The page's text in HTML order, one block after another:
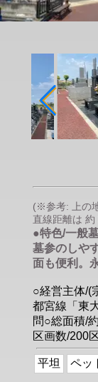
(※参考: 上の
直線距離は
●特色/一般
墓参のしや
面も便利。
○経営主体/(
都宮線「東
問○総面積/
区画数/200
平坦 ペッ